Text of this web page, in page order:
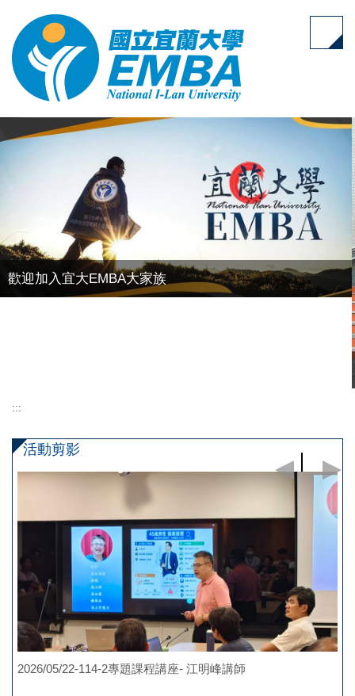
主
要
內
歡迎加入宜大EMBA大家族
:::
活動剪影
2026/05/22-114-2專題課程講座- 江明峰講師